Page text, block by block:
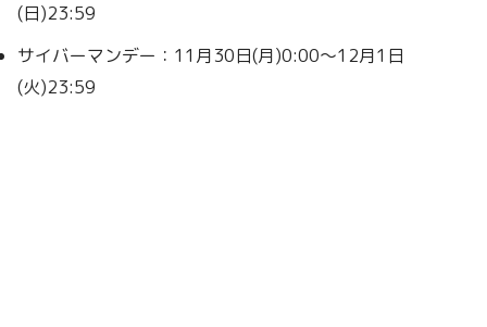
(日)23:59
サイバーマンデー：11月30日(月)0:00〜12月1日
(火)23:59